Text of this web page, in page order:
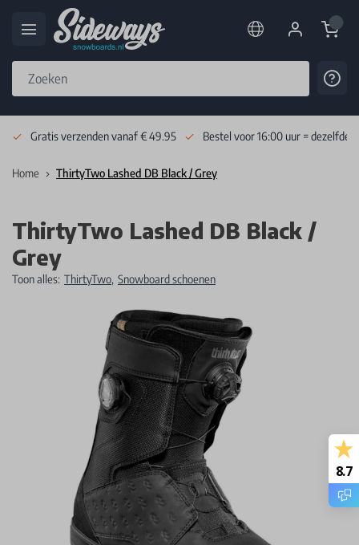
Cart
Gratis verzenden vanaf € 49.95 Bestel voor 16:00 uur = dezelfde
Home ThirtyTwo Lashed DB Black / Grey
ThirtyTwo Lashed DB Black /
Grey
Toon alles: ThirtyTwo, Snowboard schoenen
8.7